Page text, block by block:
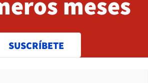
SUSCRÍBETE